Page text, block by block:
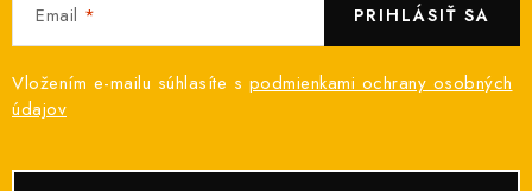
u
Email
Vložením e-mailu súhlasíte s podmienkami ochrany osobných
údajov
PRIHLÁSIŤ SA